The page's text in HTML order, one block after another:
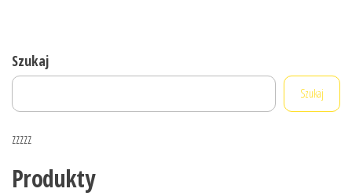
Szukaj
Szukaj
zzzzz
Produkty